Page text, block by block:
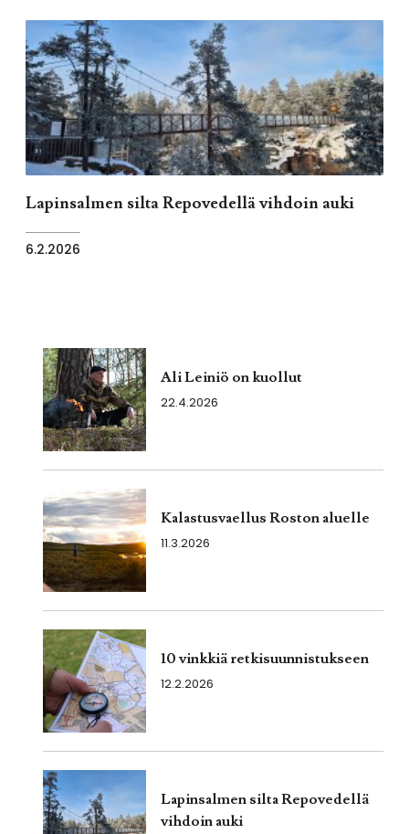
Lapinsalmen silta Repovedellä vihdoin auki
6.2.2026
Ali Leiniö on kuollut
22.4.2026
Kalastusvaellus Roston aluelle
11.3.2026
10 vinkkiä retkisuunnistukseen
12.2.2026
Lapinsalmen silta Repovedellä
vihdoin auki